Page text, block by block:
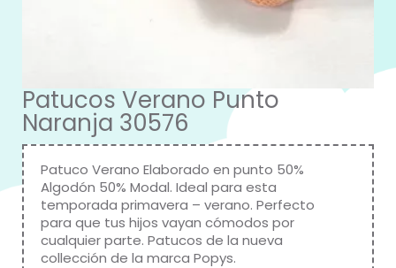
Patucos Verano Punto
Naranja 30576
Patuco Verano Elaborado en punto 50%
Algodón 50% Modal. Ideal para esta
temporada primavera – verano. Perfecto
para que tus hijos vayan cómodos por
cualquier parte. Patucos de la nueva
collección de la marca Popys.